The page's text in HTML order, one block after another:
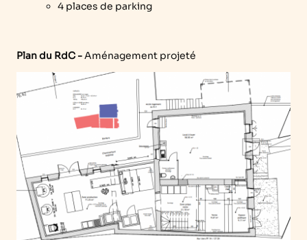
4 places de parking
Plan du RdC -Aménagement projeté